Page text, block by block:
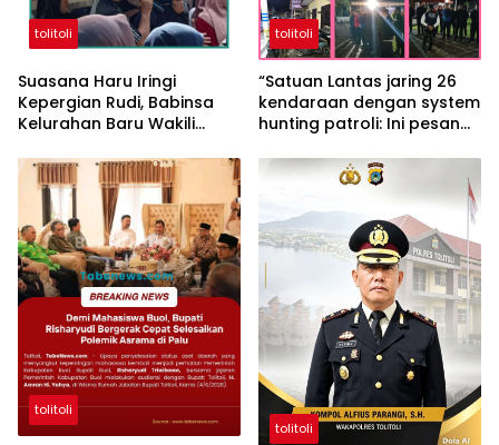
tolitoli
Suasana Haru Iringi
Kepergian Rudi, Babinsa
Kelurahan Baru Wakili
Permohonan Maaf
tolitoli
“Satuan Lantas jaring 26
kendaraan dengan system
hunting patroli: Ini pesan
tolitoli
tolitoli